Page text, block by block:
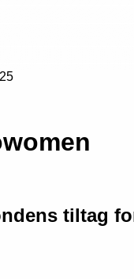
tiltag